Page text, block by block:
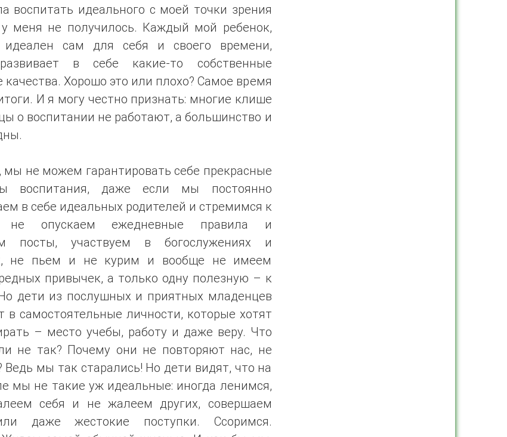
воспитать идеального с моей точки зрения
у меня не получилось. Каждый мой ребенок,
идеален сам для себя и своего времени,
в себе какие-то собственные
качества. Хорошо это или плохо? Самое время
И я могу честно признать: многие клише
о воспитании не работают, а большинство и
мы не можем гарантировать себе прекрасные
воспитания, даже если мы постоянно
в себе идеальных родителей и стремимся к
не опускаем ежедневные правила и
посты, участвуем в богослужениях и
не пьем и не курим и вообще не имеем
привычек, а только одну полезную – к
дети из послушных и приятных младенцев
в самостоятельные личности, которые хотят
– место учебы, работу и даже веру. Что
не так? Почему они не повторяют нас, не
Ведь мы так старались! Но дети видят, что на
мы не такие уж идеальные: иногда ленимся,
себя и не жалеем других, совершаем
даже жестокие поступки. Ссоримся.